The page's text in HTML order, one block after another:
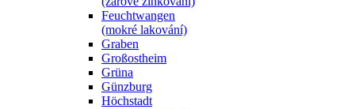
Feuchtwangen
(mokré lakování)
Graben
Großostheim
Grüna
Günzburg
Höchstadt